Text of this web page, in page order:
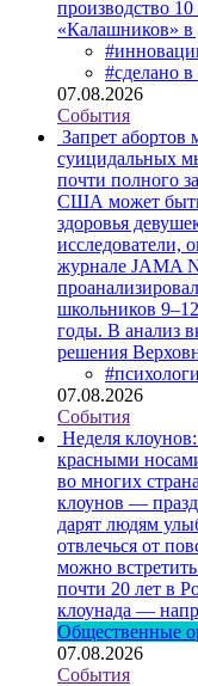
производство
«Калашников»
#сделано
07.08.2026
События
Запрет абортов
суицидальных
почти полного
США может быть
здоровья
исследователи,
журнале JAMA
школьников
годы. В анализ
решения
07.08.2026
События
Неделя
красными
во многих
клоунов —
дарят людям
отвлечься от
можно
почти 20 лет в
клоунада —
Общественные
07.08.2026
События